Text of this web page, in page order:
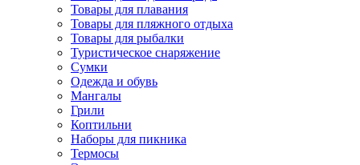
Товары для плавания
Товары для пляжного отдыха
Товары для рыбалки
Туристическое снаряжение
Сумки
Одежда и обувь
Мангалы
Грили
Коптильни
Наборы для пикника
Термосы